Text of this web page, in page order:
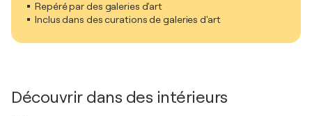
Repéré par des galeries d'art
Inclus dans des curations de galeries d'art
Découvrir dans des intérieurs